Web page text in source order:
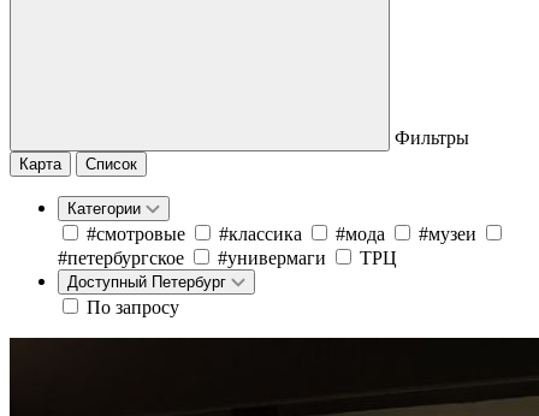
Фильтры
Карта Список
Категории
#cмотровые #классика #мода
#музеи
#петербургское
#универмаги ТРЦ
Доступный Петербург
По запросу